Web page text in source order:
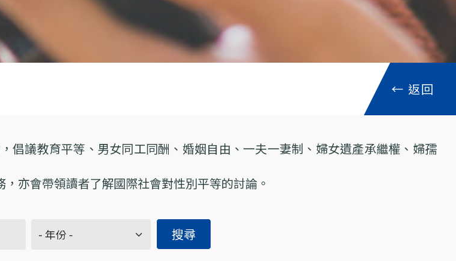
← 返回
倡議教育平等、男女同工同酬、婚姻自由、一夫一妻制、婦女遺產承繼權、婦孺
亦會帶領讀者了解國際社會對性別平等的討論。